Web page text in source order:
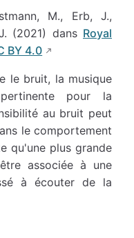
M., Erb, J.,
(2021) dans Royal
BY 4.0
le bruit, la musique
pour la
au bruit peut
le comportement
qu'une plus grande
associée à une
à écouter de la